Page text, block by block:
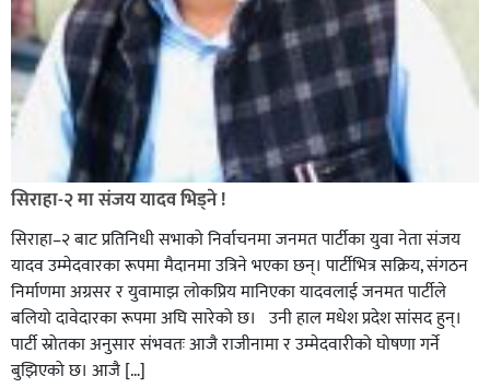
सिराहा-२ मा संजय यादव भिड्ने !
सिराहा–२ बाट प्रतिनिधी सभाको निर्वाचनमा जनमत पार्टीका युवा नेता संजय
यादव उम्मेदवारका रूपमा मैदानमा उत्रिने भएका छन्। पार्टीभित्र सक्रिय, संगठन
निर्माणमा अग्रसर र युवामाझ लोकप्रिय मानिएका यादवलाई जनमत पार्टीले
बलियो दावेदारका रूपमा अघि सारेको छ। उनी हाल मधेश प्रदेश सांसद हुन्।
पार्टी स्रोतका अनुसार संभवतः आजै राजीनामा र उम्मेदवारीको घोषणा गर्ने
बुझिएको छ। आजै […]